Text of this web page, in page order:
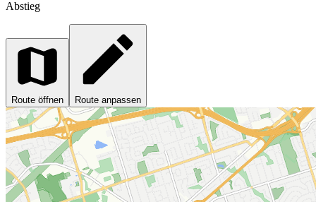
Abstieg
Route öffnen Route anpassen